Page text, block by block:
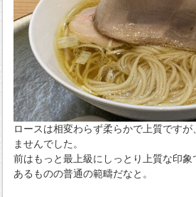
ロースは相変わらず柔らかで上質ですが
ませんでした。
前はもっと最上級にしっとり上質な印
あるものの普通の範疇だなと。